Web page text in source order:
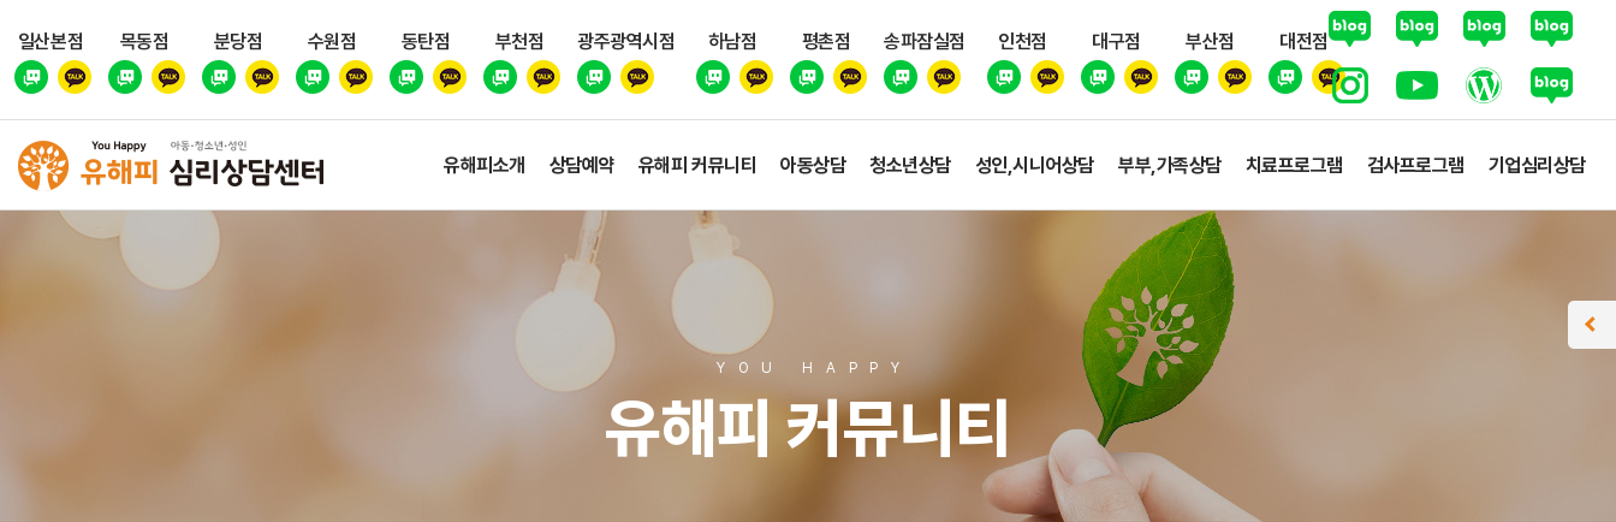
일산본점 목동점 분당점 수원점 동탄점 부천점 광주광역시점 하남점 평촌점 송파잠실점 인천점 대구점 부산점 대전점
유해피소개 상담예약 유해피 커뮤니티 아동상담 청소년상담 성인,시니어상담 부부,가족상담 치료프로그램 검사프로그램 기업심리상담
YOU HAPPY
유해피 커뮤니티